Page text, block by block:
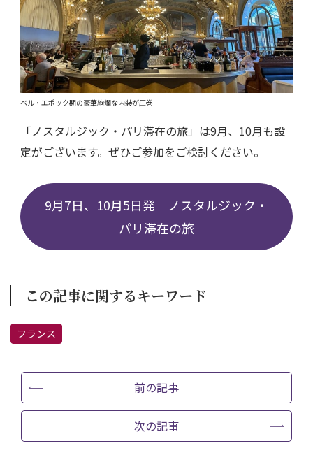
ベル・エポック期の豪華絢爛な内装が圧巻
「ノスタルジック・パリ滞在の旅」は9月、10月も設
定がございます。ぜひご参加をご検討ください。
9月7日、10月5日発 ノスタルジック・
パリ滞在の旅
この記事に関するキーワード
フランス
前の記事
次の記事